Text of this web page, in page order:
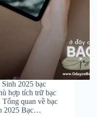
2025 bạc
hợp tích trữ bạc
Tổng quan về bạc
2025 Bạc…